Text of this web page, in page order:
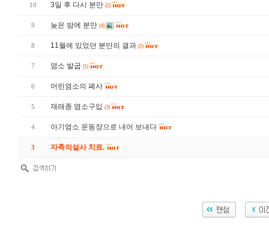
10 3일 후 다시 분만 (2)
9 늦은 밤에 분만 (4)
8 11월에 있었던 분만의 결과 (1)
7 염소 발굽 (1)
6 어린염소의 폐사
5 재래종 염소구입 (3)
4 아기염소 운동장으로 내어 보내다
3 자축의설사 치료.